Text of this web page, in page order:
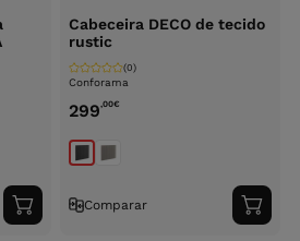
Adicionar
ao
Cabeceira DECO de tecido
rustic
Conforama
(0)
299,00€
Comparar
ao